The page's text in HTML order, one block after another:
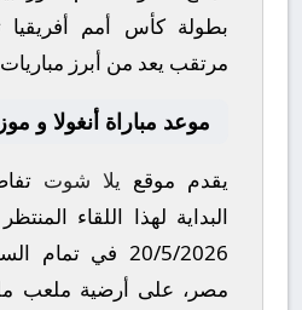
بطولةكأس أمم أفريقيا
مرتقب يعد من أبرز
موعد مباراة أنغولا و
يقدم موقع يلا شوت
البداية لهذا اللقاء
20/5/2026في تمام
مصر، على أرضية ملعب